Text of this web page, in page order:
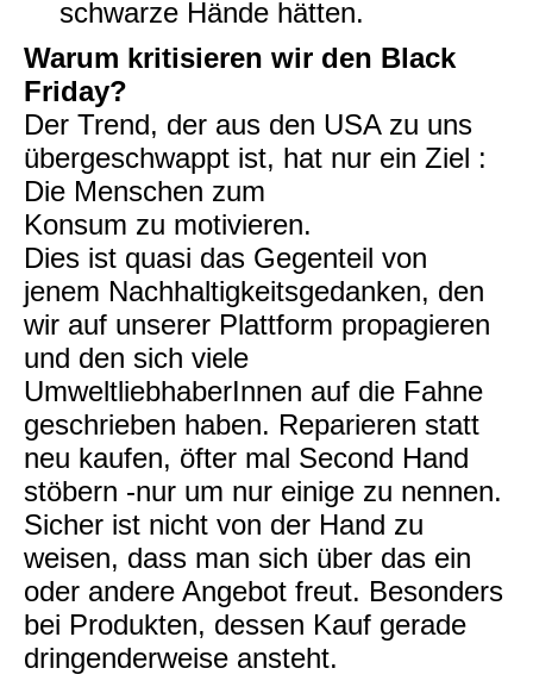
schwarze Hände hätten.
Warum kritisieren wir den Black
Friday?
Der Trend, der aus den USA zu uns
übergeschwappt ist, hat nur ein Ziel :
Die Menschen zum
Konsum zu motivieren.
Dies ist quasi das Gegenteil von
jenem Nachhaltigkeitsgedanken, den
wir auf unserer Plattform propagieren
und den sich viele
UmweltliebhaberInnen auf die Fahne
geschrieben haben. Reparieren statt
neu kaufen, öfter mal Second Hand
stöbern -nur um nur einige zu nennen.
Sicher ist nicht von der Hand zu
weisen, dass man sich über das ein
oder andere Angebot freut. Besonders
bei Produkten, dessen Kauf gerade
dringenderweise ansteht.